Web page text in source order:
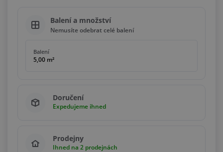
Balení a množství
Nemusíte odebrat celé balení
Balení
5,00 m²
Doručení
Expedujeme ihned
Prodejny
Ihned na 2 prodejnách